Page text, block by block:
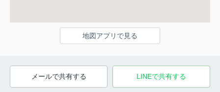
地図アプリで見る
メールで共有する LINEで共有する